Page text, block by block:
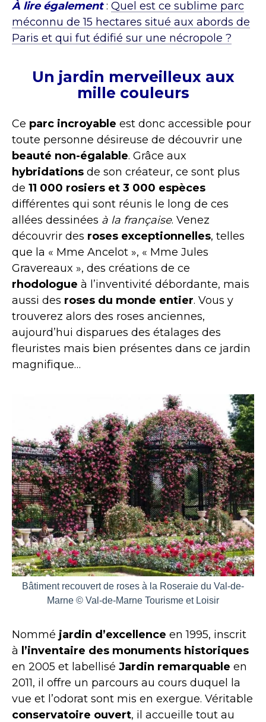
À lire également: Quel est ce sublime parc
méconnu de 15 hectares situé aux abords de
Paris et qui fut édifié sur une nécropole ?
Un jardin merveilleux aux
mille couleurs
Ce parc incroyable est donc accessible pour
toute personne désireuse de découvrir une
beauté non-égalable. Grâce aux
hybridations de son créateur, ce sont plus
de 11 000 rosiers et 3 000 espèces
différentes qui sont réunis le long de ces
allées dessinées à la française. Venez
découvrir des roses exceptionnelles, telles
que la « Mme Ancelot », « Mme Jules
Gravereaux », des créations de ce
rhodologue à l’inventivité débordante, mais
aussi des roses du monde entier. Vous y
trouverez alors des roses anciennes,
aujourd’hui disparues des étalages des
fleuristes mais bien présentes dans ce jardin
magnifique…
Bâtiment recouvert de roses à la Roseraie du Val-de-
Marne © Val-de-Marne Tourisme et Loisir
Nommé jardin d’excellence en 1995, inscrit
à l’inventaire des monuments historiques
en 2005 et labellisé Jardin remarquable en
2011, il offre un parcours au cours duquel la
vue et l’odorat sont mis en exergue. Véritable
conservatoire ouvert, il accueille tout au